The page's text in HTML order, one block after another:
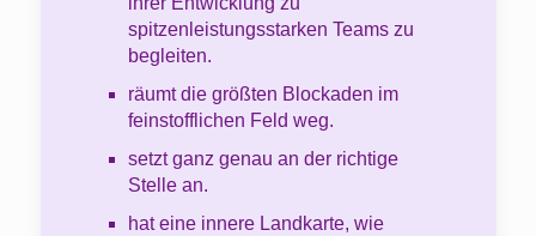
spitzenleistungsstarken Teams zu
begleiten.
räumt die größten Blockaden im
feinstofflichen Feld weg.
setzt ganz genau an der richtige
Stelle an.
hat eine innere Landkarte, wie